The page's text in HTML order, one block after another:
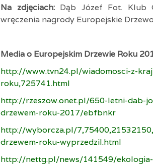
Na zdjęciach:Dąb Józef Fot. Klub
wręczenia nagrody Europejskie
Media o Europejskim Drzewie Roku
http://www.tvn24.pl/wiadomosci-z-
roku,725741.html
http://rzeszow.onet.pl/650-letni-dab-
drzewem-roku-2017/ebfbnkr
http://wyborcza.pl/
drzewem-roku-wyprzedzil.html
http://nettg.pl/news/141549/